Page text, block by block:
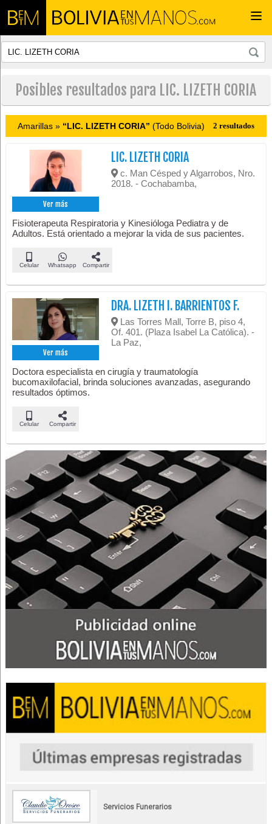
Posibles resultados para LIC. LIZETH CORIA
Amarillas » “LIC. LIZETH CORIA” (Todo Bolivia) 2 resultados
Ver más
LIC. LIZETH CORIA
c. Man Césped y Algarrobos, Nro.
2018. - Cochabamba,
Fisioterapeuta Respiratoria y Kinesióloga Pediatra y de
Adultos. Está orientado a mejorar la vida de sus pacientes.
Celular Whatsapp Compartir
Ver más
DRA. LIZETH I. BARRIENTOS F.
Las Torres Mall, Torre B, piso 4,
Of. 401. (Plaza Isabel La Católica). -
La Paz,
Doctora especialista en cirugía y traumatología
bucomaxilofacial, brinda soluciones avanzadas, asegurando
resultados óptimos.
Celular Compartir
Servicios Funerarios